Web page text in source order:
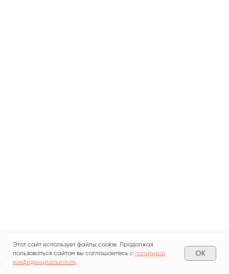
Этот сайт использует файлы cookie. Продолжая
пользоваться сайтом вы соглашаетесь с политикой
конфиденциальности.
OK